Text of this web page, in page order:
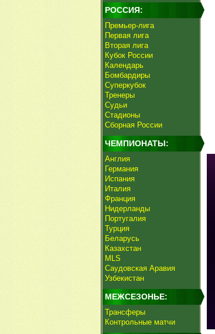
РОССИЯ:
Премьер-лига
Первая лига
Вторая лига
Кубок России
Календарь
Бомбардиры
Суперкубок
Тренеры
Судьи
Стадионы
Сборная России
ЧЕМПИОНАТЫ:
Англия
Германия
Испания
Италия
Франция
Нидерланды
Португалия
Турция
Беларусь
Казахстан
MLS
Саудовская Аравия
Узбекистан
МЕЖСЕЗОНЬЕ:
Трансферы
Контрольные матчи